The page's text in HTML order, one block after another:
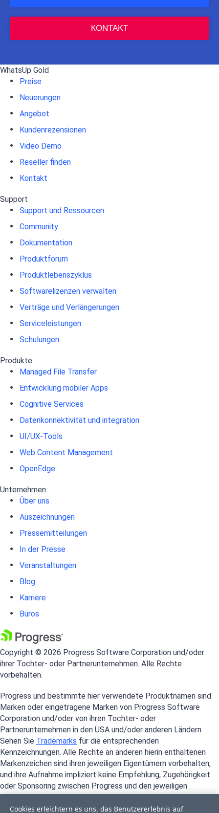
КONTAKT
WhatsUp Gold
Preise
Neuerungen
Angebot
Kundenrezensionen
Video Demo
Reseller finden
Kontakt
Support
Support und Ressourcen
Community
Dokumentation
Produktforum
Produktlebenszyklus
Softwarelizenzen verwalten
Verträge und Verlängerungen
Serviceleistungen
Schulungen
Produkte
Managed File Transfer
Entwicklung mobiler Apps
Cognitive Services
Datenkonnektivität und integration
UI/UX-Tools
Web Content Management
OpenEdge
Unternehmen
Über uns
Auszeichnungen
Pressemitteilungen
In der Presse
Veranstaltungen
Blog
Karriere
Büros
Copyright © 2026 Progress Software Corporation und/oder
ihrer Tochter- oder Partnerunternehmen. Alle Rechte
vorbehalten.
Progress und bestimmte hier verwendete Produktnamen sind
Marken oder eingetragene Marken von Progress Software
Corporation und/oder von ihren Tochter- oder
Partnerunternehmen in den USA und/oder anderen Ländern.
Sehen Sie Trademarks für die entsprechenden
Kennzeichnungen. Alle Rechte an anderen hierin enthaltenen
Markenzeichen sind ihren jeweiligen Eigentümern vorbehalten,
und ihre Aufnahme impliziert keine Empfehlung, Zugehörigkeit
oder Sponsoring zwischen Progress und den jeweiligen
Eigentümern.
Cookies erleichtern es uns, das Benutzererlebnis auf